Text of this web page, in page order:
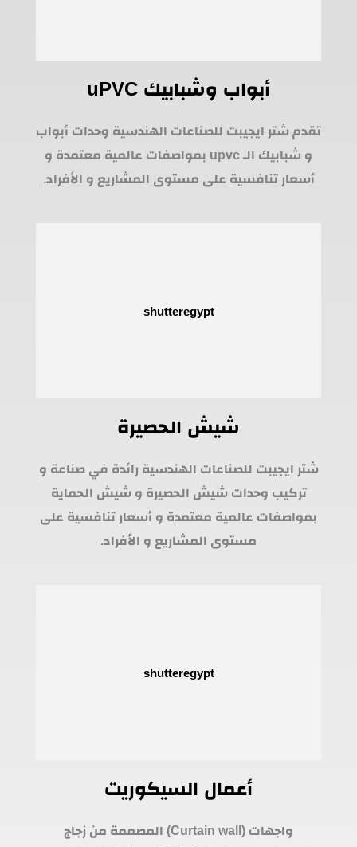
أبواب وشبابيك uPVC
تقدم شتر ايجيبت للصناعات الهندسية وحدات أبواب
و شبابيك الـ upvc بمواصفات عالمية معتمدة و
أسعار تنافسية على مستوى المشاريع و الأفراد.
شيش الحصيرة
شتر ايجيبت للصناعات الهندسية رائدة في صناعة و
تركيب وحدات شيش الحصيرة و شيش الحماية
بمواصفات عالمية معتمدة و أسعار تنافسية على
مستوى المشاريع و الأفراد.
أعمال السيكوريت
واجهات (Curtain wall) المصممة من زجاج